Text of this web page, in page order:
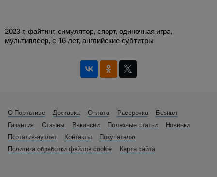
2023 г, файтинг, симулятор, спорт, одиночная игра,
мультиплеер, с 16 лет, английские субтитры
О Портативе Доставка Оплата Рассрочка
Безнал
Гарантия
Отзывы Вакансии Полезные статьи
Новинки
Портатив-аутлет
Контакты
Покупателю
Политика обработки файлов cookie
Карта сайта